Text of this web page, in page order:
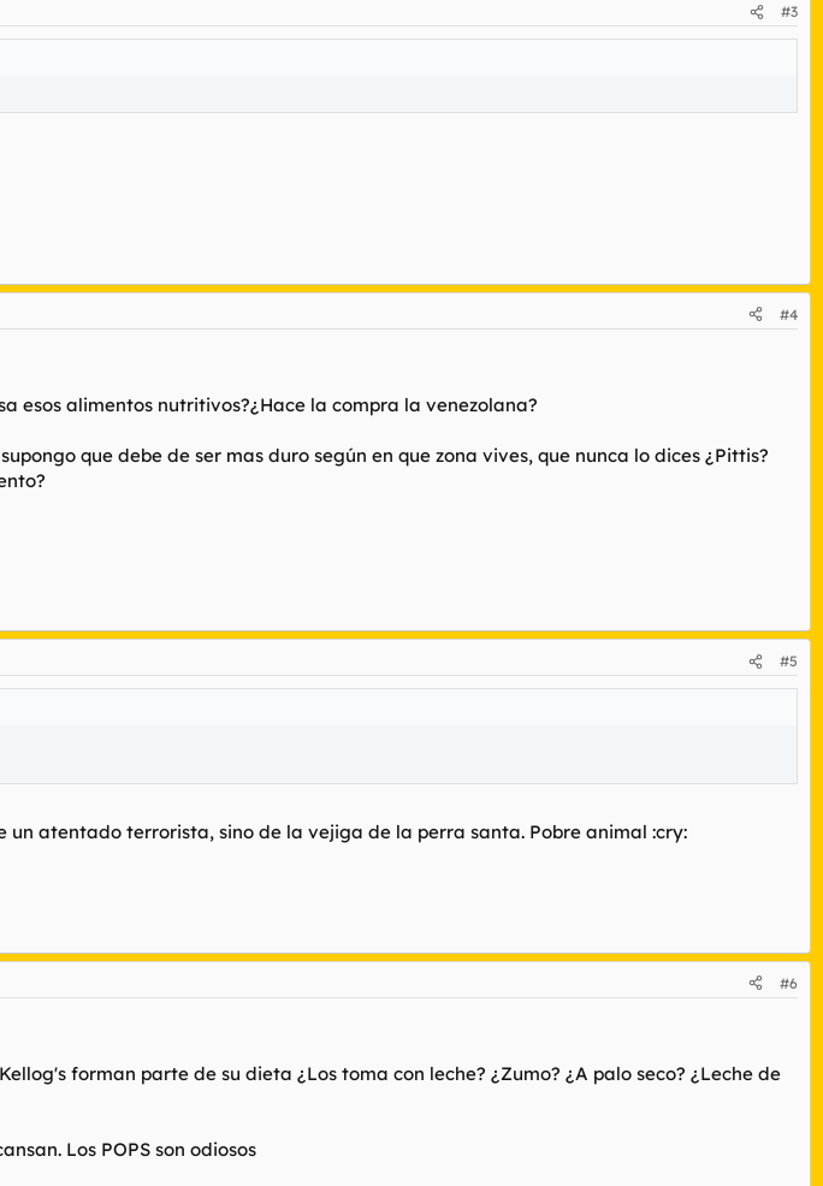
#3
#4
esos alimentos nutritivos?¿Hace la compra la venezolana?
que debe de ser mas duro según en que zona vives, que nunca lo dices ¿Pittis?
#5
un atentado terrorista, sino de la vejiga de la perra santa. Pobre animal :cry:
#6
forman parte de su dieta ¿Los toma con leche? ¿Zumo? ¿A palo seco? ¿Leche de
Los POPS son odiosos